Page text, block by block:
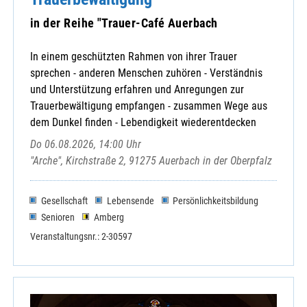
KoKi Neustadt a. d. Waldnaab
Sodalenring e.V. Weiden
Sorgende Gemeinde Weiherhammer
Speinshart Kloster - Begegnungsstätte
St.-Michaels-Bund
in der Reihe "Trauer-Café Auerbach
In einem geschützten Rahmen von ihrer Trauer
sprechen - anderen Menschen zuhören - Verständnis
und Unterstützung erfahren und Anregungen zur
Trauerbewältigung empfangen - zusammen Wege aus
dem Dunkel finden - Lebendigkeit wiederentdecken
Do 06.08.2026, 14:00 Uhr
"Arche", Kirchstraße 2, 91275 Auerbach in der Oberpfalz
Gesellschaft Lebensende
Persönlichkeitsbildung
Senioren
Amberg
Veranstaltungsnr.: 2-30597